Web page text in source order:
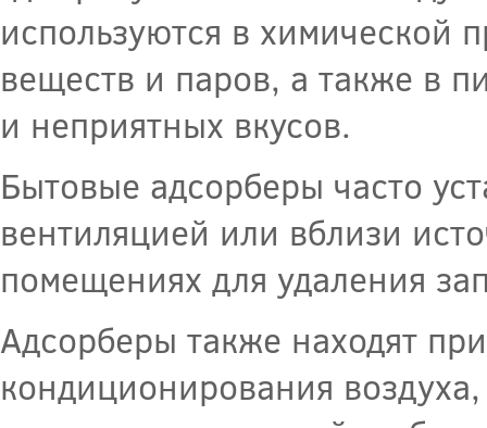
используются в химической
веществ и паров, а также в
и неприятных вкусов.
Бытовые адсорберы часто
вентиляцией или вблизи
помещениях для удаления
Адсорберы также находят
кондиционирования